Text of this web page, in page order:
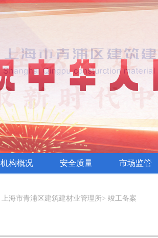
机构概况 安全质量 市场监管
上海市青浦区建筑建材业管理所> 竣工备案